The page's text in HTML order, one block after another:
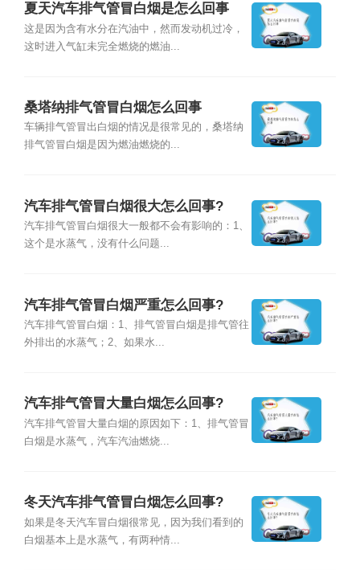
夏天汽车排气管冒白烟是怎么回事
这是因为含有水分在汽油中，然而发动机过冷，
这时进入气缸未完全燃烧的燃油...
桑塔纳排气管冒白烟怎么回事
车辆排气管冒出白烟的情况是很常见的，桑塔纳
排气管冒白烟是因为燃油燃烧的...
汽车排气管冒白烟很大怎么回事?
汽车排气管冒白烟很大一般都不会有影响的：1、
这个是水蒸气，没有什么问题...
汽车排气管冒白烟严重怎么回事?
汽车排气管冒白烟：1、排气管冒白烟是排气管往
外排出的水蒸气；2、如果水...
汽车排气管冒大量白烟怎么回事?
汽车排气管冒大量白烟的原因如下：1、排气管冒
白烟是水蒸气，汽车汽油燃烧...
冬天汽车排气管冒白烟怎么回事?
如果是冬天汽车冒白烟很常见，因为我们看到的
白烟基本上是水蒸气，有两种情...